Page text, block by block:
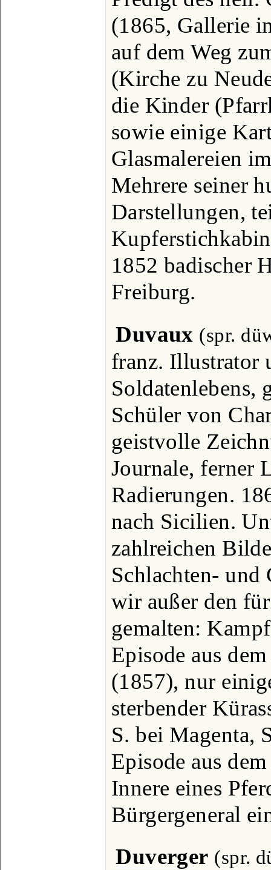
(1865, Gallerie
auf dem Weg
(Kirche zu
die Kinder
sowie einige
Glasmalereien
Mehrere seiner
Darstellungen,
1852 badischer
Freiburg.
Duvaux (spr.
franz. Illustrator
Soldatenlebens,
Schüler von
geistvolle
Journale, ferner
Radierungen.
nach Sicilien.
zahlreichen
Schlachten- und
wir außer den
gemalten:
Episode aus
(1857), nur
sterbender
S. bei Magenta,
Episode aus
Innere eines
Bürgergeneral
Duverger (spr.